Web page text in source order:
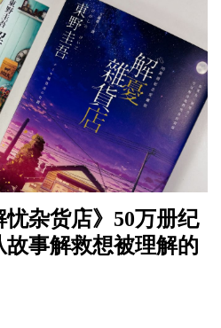
杂货店》50万册纪
事解救想被理解的